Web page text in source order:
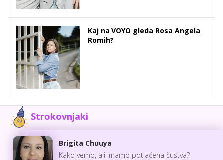
Kaj na VOYO gleda Rosa Angela
Romih?
Strokovnjaki
Brigita Chuuya
Kako vemo, ali imamo potlačena čustva?